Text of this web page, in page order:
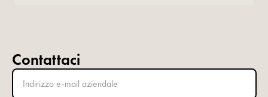
Contattaci